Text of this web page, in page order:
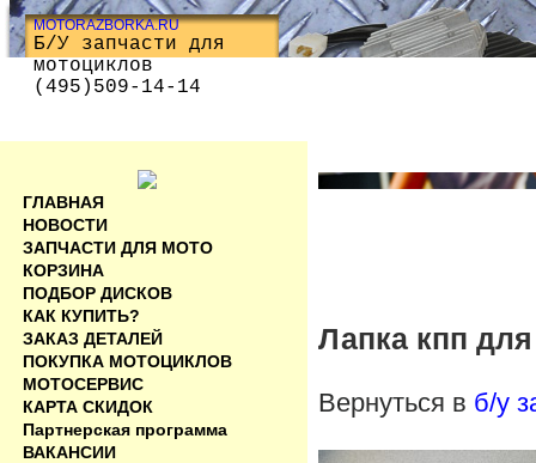
MOTORAZBORKA.RU
Б/У запчасти для
мотоциклов
(495)509-14-14
Лапка кпп
Вернуться в б/у
ГЛАВНАЯ
НОВОСТИ
ЗАПЧАСТИ ДЛЯ МОТО
КОРЗИНА
ПОДБОР ДИСКОВ
КАК КУПИТЬ?
ЗАКАЗ ДЕТАЛЕЙ
ПОКУПКА МОТОЦИКЛОВ
МОТОСЕРВИС
КАРТА СКИДОК
Партнерская программа
ВАКАНСИИ